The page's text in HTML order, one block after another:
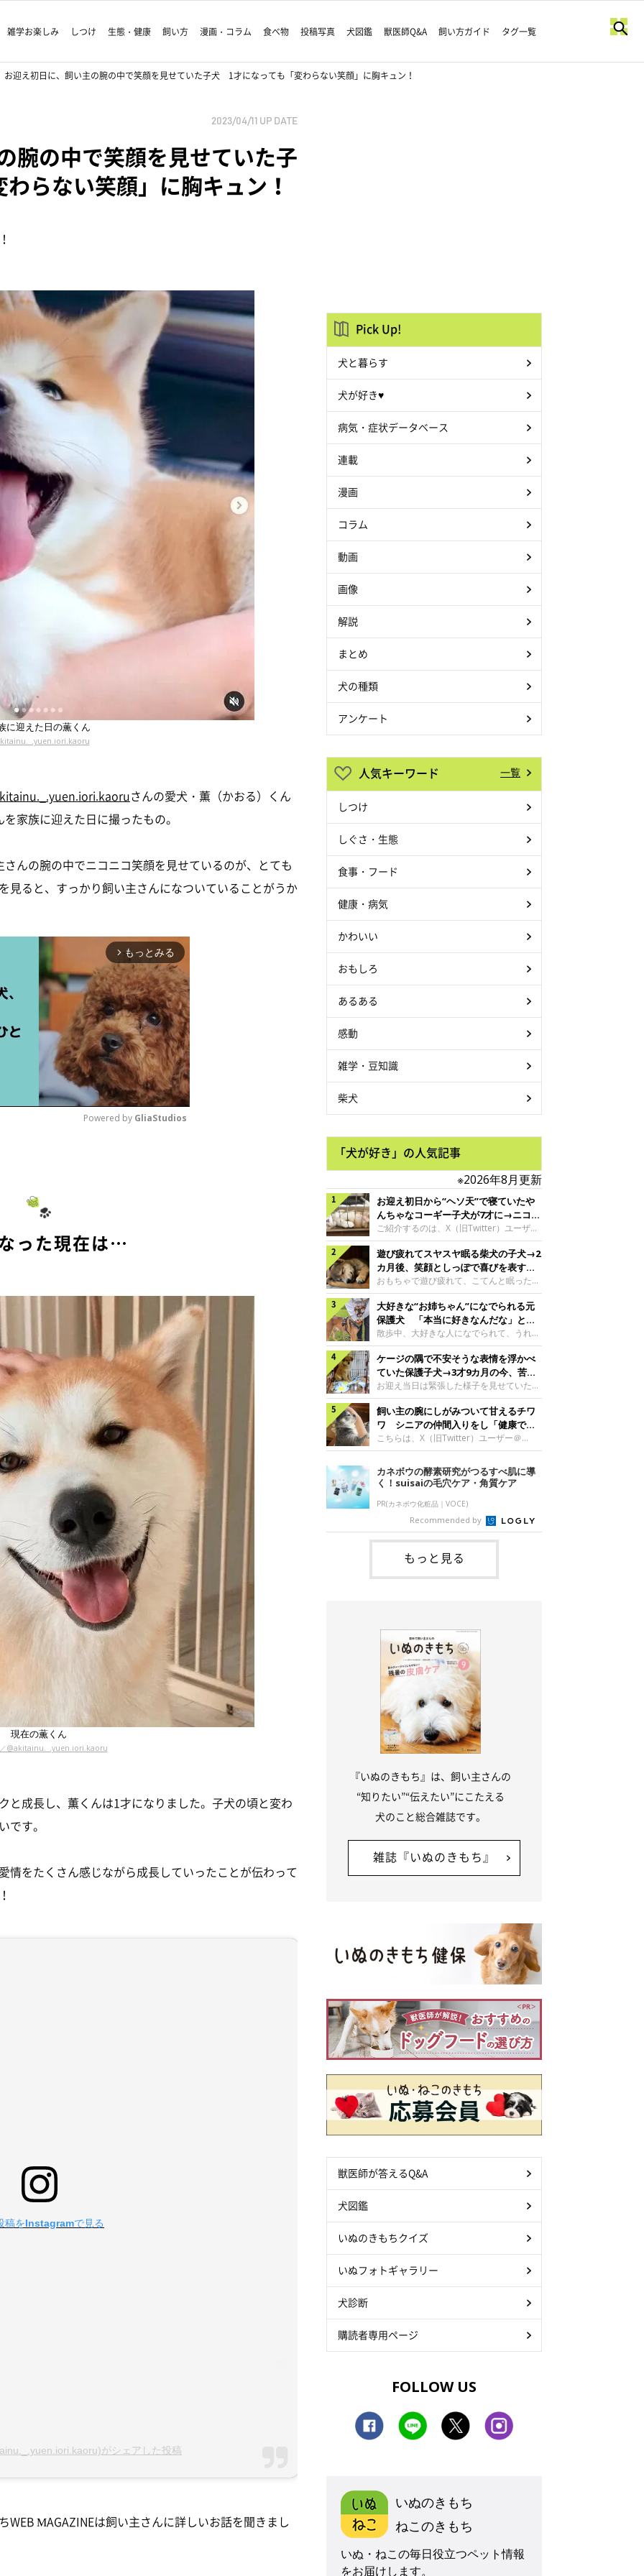
雑学お楽しみ しつけ 生態・健康 飼い方 漫画・コラム 食べ物 投稿写真 犬図鑑 獣医師Q&A 飼い方ガイド タグ一覧
お迎え初日に、飼い主の腕の中で笑顔を見せていた子犬 1才になっても「変わらない笑顔」に胸キュン！
2023/04/11 UP DATE
腕の中で笑顔を見せていた子
らない笑顔」に胸キュン！
に迎えた日の薫くん
さんの愛犬・薫（かおる）くん
家族に迎えた日に撮ったもの。
んの腕の中でニコニコ笑顔を見せているのが、とても
見ると、すっかり飼い主さんになついていることがうか
arrow_forward_ios もっとみる
Powered by GliaStudios
った現在は…
現在の薫くん
／@akitainu._.yuen.iori.kaoru
と成長し、薫くんは1才になりました。子犬の頃と変わ
です。
情をたくさん感じながら成長していったことが伝わって
稿をInstagramで見る
がシェアした投稿
MAGAZINEは飼い主さんに詳しいお話を聞きまし
Pick Up!
犬と暮らす
犬が好き♥
病気・症状データベース
連載
漫画
コラム
動画
画像
解説
まとめ
犬の種類
アンケート
人気キーワード 一覧
しつけ
しぐさ・生態
食事・フード
健康・病気
かわいい
おもしろ
あるある
感動
雑学・豆知識
柴犬
「犬が好き」の人気記事
※2026年8月更新
お迎え初日から“ヘソ天”で寝ていたや
んちゃなコーギー子犬が7才に→ニコニ
コ“コーギースマイル”が魅力のコに成
長！
ご紹介するのは、X（旧Twitter）ユーザー
＠Kus1oKg2vsgdWS2さんの愛犬でウェル
シュ・コーギー・ペンブロークの神楽ちゃ
ん。今年の8月で7才になるという神楽ちゃ
んですが、いったいどんな子犬時代を過ご
したのでしょうか。今回は、神楽ちゃんの
成長を飼い主さんと振り返ります！神楽ち
ゃんの成長について聞いた！お迎えから数
日後の神楽ちゃん（撮影時生後2カ月）＠
Kus1oKg2vsgdWS2――お迎え当初の神楽
ちゃんの様子について教えてください。飼
い主さん： 「お迎え当日から“ヘソ天”で寝
るようなコでし
遊び疲れてスヤスヤ眠る柴犬の子犬→2
カ月後、笑顔としっぽで喜びを表すコ
に成長！
おもちゃで遊び疲れて、こてんと眠った子
犬。あれから2カ月、表情や行動にさまざ
まな変化が見られるようになりました。遊
び疲れて眠る生後2カ月のなっちゃん遊び
疲れた様子のなっちゃん。@Pkndg_紹介
するのは、X（旧Twitter）ユーザー
@Pkndg_さんの愛犬・なっちゃん（取材
時、生後4カ月／柴犬）。こちらの写真
は、なっちゃんが生後2カ月のころに撮影
された一枚です。この日、なっちゃんは家
族と一緒におもちゃで遊んでいました。た
くさん遊んで疲れたのか、その後は眠り始
めたそうです。眠るなっちゃん。
@Pkndg_
大好きな“お姉ちゃん”になでられる元
保護犬 「本当に好きなんだな」と感
じる表情にほっこり
散歩中、大好きな人になでられて、うれし
そうな表情を見せる元保護犬。甘えるよう
な姿に、見ているこちらまでほっこりしま
す。大好きな“お姉ちゃん”に甘える小次郎
くん妹さんになでてもらい、うれしそうな
表情を見せる小次郎くん（2026年6月撮
影）。@mika_Jimmy紹介するのは、X（旧
Twitter）ユーザー@mika_Jimmyさんの愛
犬・小次郎くん（撮影時5才）。こちら
は、飼い主さんの妹さんと一緒に散歩をし
日、飼い主さんは実家から自宅へ帰る途
中、妹さんと公園で待ち合わせ
ケージの隅で不安そうな表情を浮かべ
ていた保護子犬→3才9カ月の今、苦手
を克服し頼もしいコに成長！
お迎え当日は緊張した様子を見せていた元
野犬の保護子犬。あれから約3年半、苦手
だったことを一つひとつ克服し、家族に寄
り添う姿を見せています。お迎え当日、ケ
ージの隅で不安そうにお迎え当日のシルビ
アちゃん。@nemonemotos今回紹介する
のは、X（旧Twitter）ユーザー
@nemonemotosさんの愛犬・シルビアち
ゃん（撮影当時、生後推定2カ月）。飼い
主さんが「#最初に撮った一枚」として投
稿した写真には、ケージの隅で不安そうな
表情を浮かべるシルビアちゃんの姿が写っ
ていました。こちらは、保護犬だったシル
飼い主の腕にしがみついて甘えるチワ
ワ シニアの仲間入りをし「健康で穏
やかな暮らしが続いてほしい」と願う
こちらは、X（旧Twitter）ユーザー＠
kotubusuke617さんが投稿した写真。写
っているのは、愛犬でチワワのつぶしゃん
（本名：こつぶちゃん）です。飼い主さん
の腕にしがみつくつぶしゃん（撮影時6
才）＠kotubusuke617撮影当時の状況に
ついて伺うと、飼い主さんはこう教えてく
れました。飼い主さん： 「ある休日のこ
とです。私がソファに座った途端にひざの
上にのってきたので、そのままなでながら
テレビを見ていたのですが、微動だにしな
いので気になって見てみると、腕にしがみ
カネボウの酵素研究がつるすべ肌に導
く！suisaiの毛穴ケア・角質ケア
PR(カネボウ化粧品｜VOCE)
Recommended by
もっと見る
『いぬのきもち』は、飼い主さんの
“知りたい”“伝えたい”にこたえる
犬のこと総合雑誌です。
雑誌『いぬのきもち』
獣医師が答えるQ&A
犬図鑑
いぬのきもちクイズ
いぬフォトギャラリー
犬診断
購読者専用ページ
FOLLOW US
いぬのきもち
ねこのきもち
いぬ・ねこの毎日役立つペット情報
をお届けします。